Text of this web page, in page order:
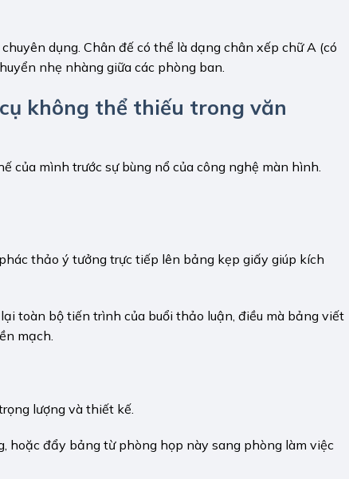
dụng. Chân đế có thể là dạng chân xếp chữ A (có
nhẹ nhàng giữa các phòng ban.
không thể thiếu trong văn
của mình trước sự bùng nổ của công nghệ màn hình.
thảo ý tưởng trực tiếp lên bảng kẹp giấy giúp kích
toàn bộ tiến trình của buổi thảo luận, điều mà bảng viết
mạch.
lượng và thiết kế.
hoặc đẩy bảng từ phòng họp này sang phòng làm việc